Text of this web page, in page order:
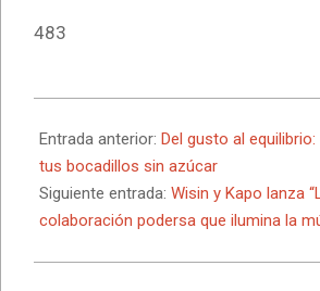
483
04-
24
Entrada anterior: Del gusto al
tus bocadillos sin azúcar
Siguiente entrada: Wisin y Kapo lanza
colaboración podersa que ilumina la